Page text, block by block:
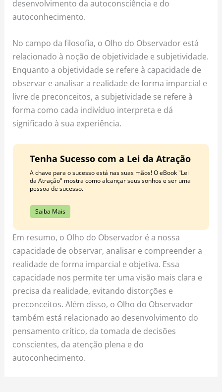
desenvolvimento da autoconsciência e do
autoconhecimento.
No campo da filosofia, o Olho do Observador está
relacionado à noção de objetividade e subjetividade.
Enquanto a objetividade se refere à capacidade de
observar e analisar a realidade de forma imparcial e
livre de preconceitos, a subjetividade se refere à
forma como cada indivíduo interpreta e dá
significado à sua experiência.
Tenha Sucesso com a Lei da Atração
A chave para o sucesso está nas suas mãos! O eBook "Lei
da Atração" mostra como alcançar seus sonhos e ser uma
pessoa de sucesso.
Saiba Mais
Em resumo, o Olho do Observador é a nossa
capacidade de observar, analisar e compreender a
realidade de forma imparcial e objetiva. Essa
capacidade nos permite ter uma visão mais clara e
precisa da realidade, evitando distorções e
preconceitos. Além disso, o Olho do Observador
também está relacionado ao desenvolvimento do
pensamento crítico, da tomada de decisões
conscientes, da atenção plena e do
autoconhecimento.